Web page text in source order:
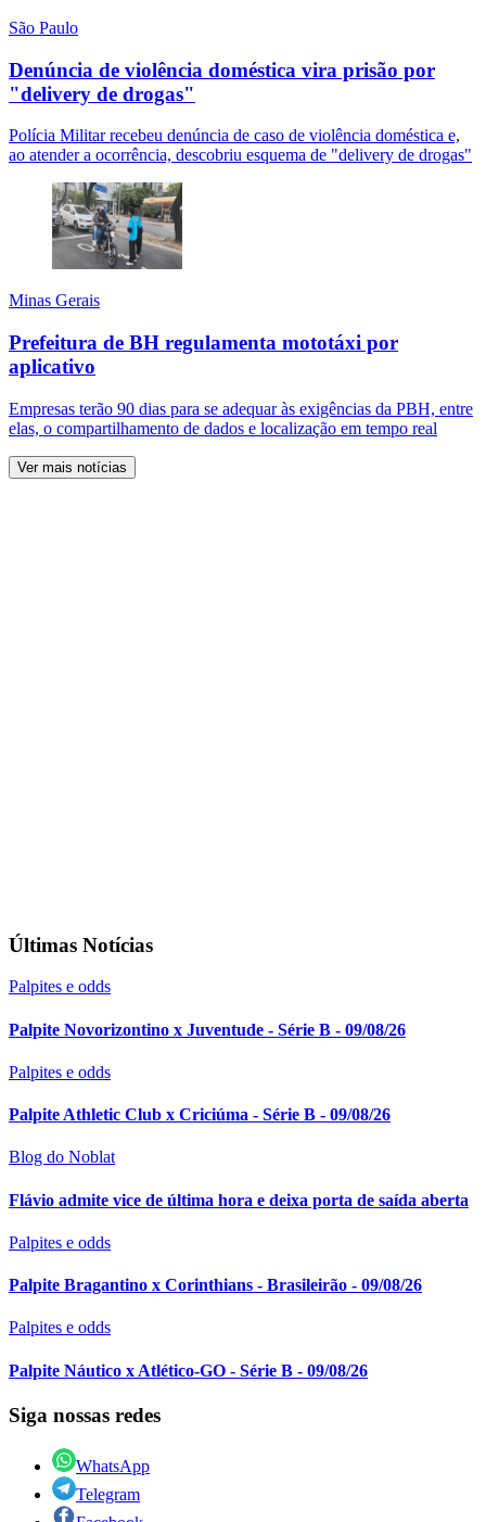
São Paulo
Denúncia de violência doméstica vira prisão por
"delivery de drogas"
Polícia Militar recebeu denúncia de caso de violência doméstica e,
ao atender a ocorrência, descobriu esquema de "delivery de drogas"
Minas Gerais
Prefeitura de BH regulamenta mototáxi por
aplicativo
Empresas terão 90 dias para se adequar às exigências da PBH, entre
elas, o compartilhamento de dados e localização em tempo real
Ver mais notícias
Últimas Notícias
Palpites e odds
Palpite Novorizontino x Juventude - Série B - 09/08/26
Palpites e odds
Palpite Athletic Club x Criciúma - Série B - 09/08/26
Blog do Noblat
Flávio admite vice de última hora e deixa porta de saída aberta
Palpites e odds
Palpite Bragantino x Corinthians - Brasileirão - 09/08/26
Palpites e odds
Palpite Náutico x Atlético-GO - Série B - 09/08/26
Siga nossas redes
WhatsApp
Telegram